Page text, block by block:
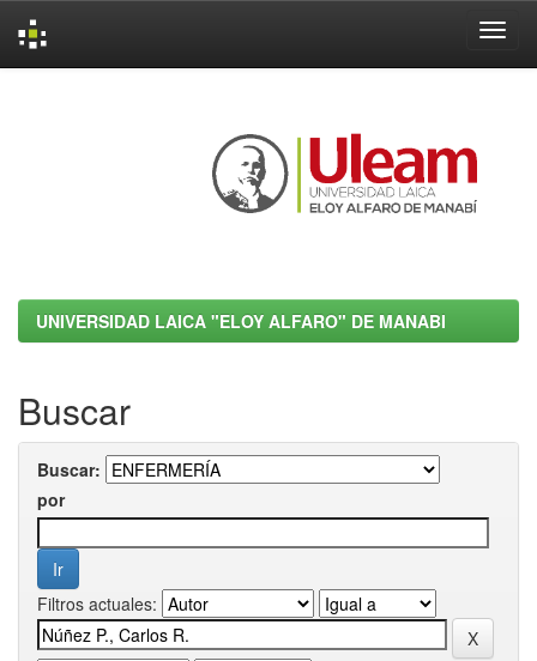
UNIVERSIDAD LAICA "ELOY ALFARO" DE MANABI
Buscar
Buscar:
por
Filtros actuales: